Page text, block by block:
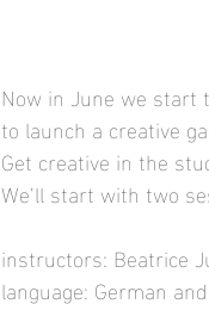
Now in June we start
to launch a creative
Get creative in the
We’ll start with two
instructors: Beatrice
language: German